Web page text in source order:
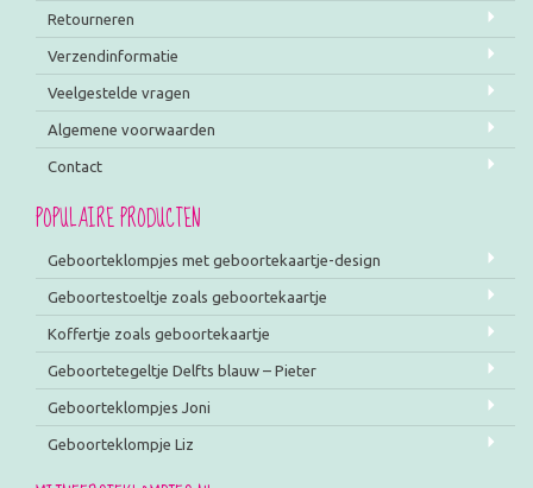
Retourneren
Verzendinformatie
Veelgestelde vragen
Algemene voorwaarden
Contact
POPULAIRE PRODUCTEN
Geboorteklompjes met geboortekaartje-design
Geboortestoeltje zoals geboortekaartje
Koffertje zoals geboortekaartje
Geboortetegeltje Delfts blauw – Pieter
Geboorteklompjes Joni
Geboorteklompje Liz